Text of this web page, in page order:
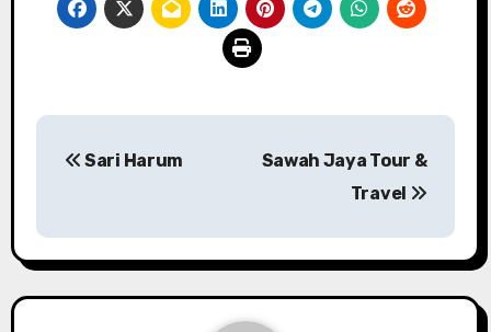
s
t
Sari Harum
Sawah Jaya Tour &
Travel